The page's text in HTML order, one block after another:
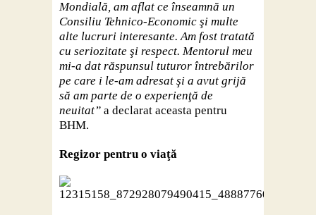
Mondială, am aflat ce înseamnă un
Consiliu Tehnico-Economic şi multe
alte lucruri interesante. Am fost tratată
cu seriozitate şi respect. Mentorul meu
mi-a dat răspunsul tuturor întrebărilor
pe care i le-am adresat şi a avut grijă
să am parte de o experienţă de
neuitat” a declarat aceasta pentru
BHM.
Regizor pentru o viaţă